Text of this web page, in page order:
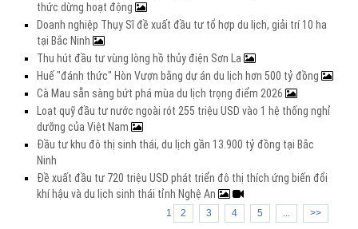
thức dừng hoạt động
Doanh nghiệp Thụy Sĩ đề xuất đầu tư tổ hợp du lịch, giải trí 10 ha
tại Bắc Ninh
Thu hút đầu tư vùng lòng hồ thủy điện Sơn La
Huế "đánh thức" Hòn Vượn bằng dự án du lịch hơn 500 tỷ đồng
Cà Mau sẵn sàng bứt phá mùa du lịch trọng điểm 2026
Loạt quỹ đầu tư nước ngoài rót 255 triệu USD vào 1 hệ thống nghỉ
dưỡng của Việt Nam
Đầu tư khu đô thị sinh thái, du lịch gần 13.900 tỷ đồng tại Bắc
Ninh
Đề xuất đầu tư 720 triệu USD phát triển đô thị thích ứng biến đổi
khí hậu và du lịch sinh thái tỉnh Nghệ An
1 2 3 4 5 ... >>